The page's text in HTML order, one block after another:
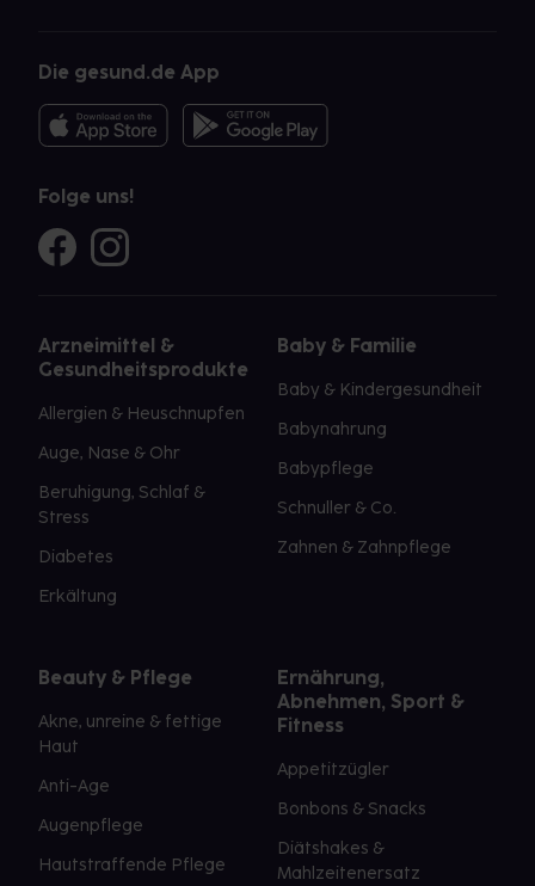
Die gesund.de App
Folge uns!
Arzneimittel &
Gesundheitsprodukte
Allergien & Heuschnupfen
Auge, Nase & Ohr
Beruhigung, Schlaf &
Stress
Diabetes
Erkältung
Baby & Familie
Baby & Kindergesundheit
Babynahrung
Babypflege
Schnuller & Co.
Zahnen & Zahnpflege
Beauty & Pflege
Akne, unreine & fettige
Haut
Anti-Age
Augenpflege
Hautstraffende Pflege
Ernährung,
Abnehmen, Sport &
Fitness
Appetitzügler
Bonbons & Snacks
Diätshakes &
Mahlzeitenersatz